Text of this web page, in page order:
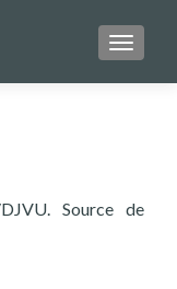
Source de